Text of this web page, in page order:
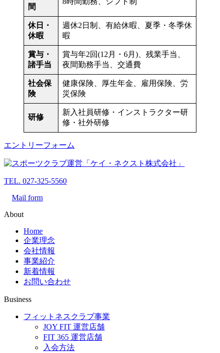
間
休日・
休暇
週休2日制、有給休暇、夏季・冬季休
暇
賞与・
諸手当
賞与年2回(12月・6月)、残業手当、
夜間勤務手当、交通費
社会保
険
健康保険、厚生年金、雇用保険、労
災保険
研修
新入社員研修・インストラクター研
修・社外研修
エントリーフォーム
TEL. 027-325-5560
Mail form
About
Home
企業理念
会社情報
事業紹介
新着情報
お問い合わせ
Business
フィットネスクラブ事業
JOY FIT 運営店舗
FIT 365 運営店舗
入会方法